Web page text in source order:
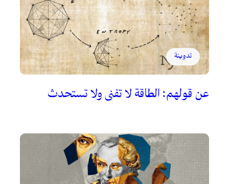
تدوينة
عن قولهم: الطاقة لا تفنى ولا تستحدث